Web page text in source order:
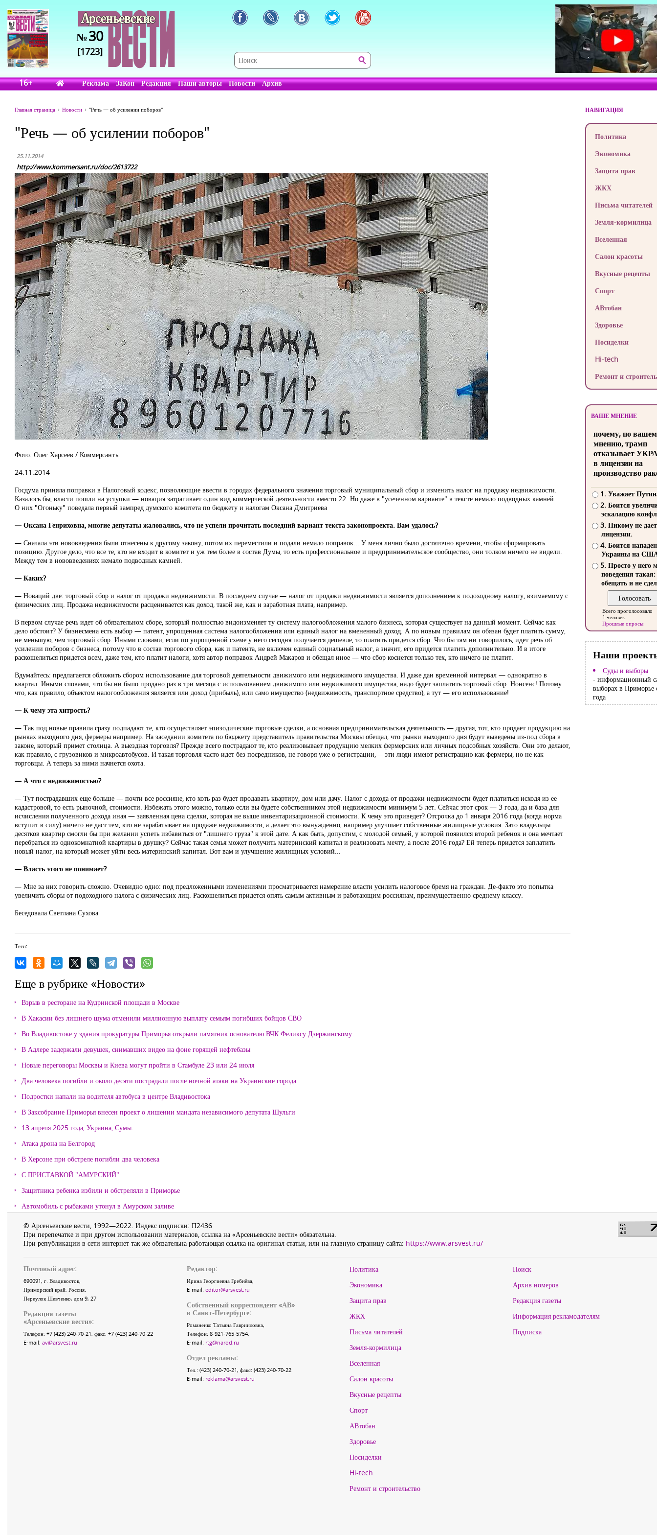
№30
[1723]
16+ Реклама ЗаКон Редакция Наши авторы Новости Архив
Главная страница Новости "Речь — об усилении поборов"
"Речь — об усилении поборов"
25.11.2014
http://www.kommersant.ru/doc/2613722
Фото: Олег Харсеев / Коммерсантъ
24.11.2014
Госдума приняла поправки в Налоговый кодекс, позволяющие ввести в городах федерального значения торговый муниципальный сбор и изменить налог на продажу недвижимости.
Казалось бы, власти пошли на уступки — новация затрагивает один вид коммерческой деятельности вместо 22. Но даже в "усеченном варианте" в тексте немало подводных камней.
О них "Огоньку" поведала первый зампред думского комитета по бюджету и налогам Оксана Дмитриева
— Оксана Генриховна, многие депутаты жаловались, что не успели прочитать последний вариант текста законопроекта. Вам удалось?
— Сначала эти нововведения были отнесены к другому закону, потом их переместили и подали немало поправок... У меня лично было достаточно времени, чтобы сформировать
позицию. Другое дело, что все те, кто не входит в комитет и уж тем более в состав Думы, то есть профессиональное и предпринимательское сообщество, они толком ничего не видели.
Между тем в нововведениях немало подводных камней.
— Каких?
— Новаций две: торговый сбор и налог от продажи недвижимости. В последнем случае — налог от продажи недвижимости является дополнением к подоходному налогу, взимаемому с
физических лиц. Продажа недвижимости расценивается как доход, такой же, как и заработная плата, например.
В первом случае речь идет об обязательном сборе, который полностью видоизменяет ту систему налогообложения малого бизнеса, которая существует на данный момент. Сейчас как
дело обстоит? У бизнесмена есть выбор — патент, упрощенная система налогообложения или единый налог на вмененный доход. А по новым правилам он обязан будет платить сумму,
не меньшую, чем торговый сбор. Иными словами, если по упрощенной схеме у него сегодня получается дешевле, то платить придется сбор. Что бы там ни говорилось, идет речь об
усилении поборов с бизнеса, потому что в состав торгового сбора, как и патента, не включен единый социальный налог, а значит, его придется платить дополнительно. И в итоге
раскошелиться придется всем, даже тем, кто платит налоги, хотя автор поправок Андрей Макаров и обещал иное — что сбор коснется только тех, кто ничего не платит.
Вдумайтесь: предлагается обложить сбором использование для торговой деятельности движимого или недвижимого имущества. И даже дан временной интервал — однократно в
квартал. Иными словами, что бы ни было продано раз в три месяца с использованием движимого или недвижимого имущества, надо будет заплатить торговый сбор. Нонсенс! Потому
что, как правило, объектом налогообложения является или доход (прибыль), или само имущество (недвижимость, транспортное средство), а тут — его использование!
— К чему эта хитрость?
— Так под новые правила сразу подпадают те, кто осуществляет эпизодические торговые сделки, а основная предпринимательская деятельность — другая, тот, кто продает продукцию на
рынках выходного дня, фермеры например. На заседании комитета по бюджету представитель правительства Москвы обещал, что рынки выходного дня будут выведены из-под сбора в
законе, который примет столица. А выездная торговля? Прежде всего пострадают те, кто реализовывает продукцию мелких фермерских или личных подсобных хозяйств. Они это делают,
как правило, с грузовиков и микроавтобусов. И такая торговля часто идет без посредников, не говоря уже о регистрации,— эти люди имеют регистрацию как фермеры, но не как
торговцы. А теперь за ними начнется охота.
— А что с недвижимостью?
— Тут пострадавших еще больше — почти все россияне, кто хоть раз будет продавать квартиру, дом или дачу. Налог с дохода от продажи недвижимости будет платиться исходя из ее
кадастровой, то есть рыночной, стоимости. Избежать этого можно, только если вы будете собственником этой недвижимости минимум 5 лет. Сейчас этот срок — 3 года, да и база для
исчисления полученного дохода иная — заявленная цена сделки, которая не выше инвентаризационной стоимости. К чему это приведет? Отсрочка до 1 января 2016 года (когда норма
вступит в силу) ничего не даст тем, кто не зарабатывает на продаже недвижимости, а делает это вынужденно, например улучшает собственные жилищные условия. Зато владельцы
десятков квартир смогли бы при желании успеть избавиться от "лишнего груза" к этой дате. А как быть, допустим, с молодой семьей, у которой появился второй ребенок и она мечтает
перебраться из однокомнатной квартиры в двушку? Сейчас такая семья может получить материнский капитал и реализовать мечту, а после 2016 года? Ей теперь придется заплатить
новый налог, на который может уйти весь материнский капитал. Вот вам и улучшение жилищных условий...
— Власть этого не понимает?
— Мне за них говорить сложно. Очевидно одно: под предложенными изменениями просматривается намерение власти усилить налоговое бремя на граждан. Де-факто это попытка
увеличить сборы от подоходного налога с физических лиц. Раскошелиться придется опять самым активным и работающим россиянам, преимущественно среднему классу.
Беседовала Светлана Сухова
Теги:
Еще в рубрике «Новости»
Взрыв в ресторане на Кудринской площади в Москве
В Хакасии без лишнего шума отменили миллионную выплату семьям погибших бойцов СВО
Во Владивостоке у здания прокуратуры Приморья открыли памятник основателю ВЧК Феликсу Дзержинскому
В Адлере задержали девушек, снимавших видео на фоне горящей нефтебазы
Новые переговоры Москвы и Киева могут пройти в Стамбуле 23 или 24 июля
Два человека погибли и около десяти пострадали после ночной атаки на Украинские города
Подростки напали на водителя автобуса в центре Владивостока
В Заксобрание Приморья внесен проект о лишении мандата независимого депутата Шульги
13 апреля 2025 года, Украина, Сумы.
Атака дрона на Белгород
В Херсоне при обстреле погибли два человека
С ПРИСТАВКОЙ "АМУРСКИЙ"
Защитника ребенка избили и обстреляли в Приморье
Автомобиль с рыбаками утонул в Амурском заливе
НАВИГАЦИЯ
Политика
Экономика
Защита прав
ЖКХ
Письма читателей
Земля-кормилица
Вселенная
Салон красоты
Вкусные рецепты
Спорт
АВтобан
Здоровье
Посиделки
Hi-tech
Ремонт и
ВАШЕ МНЕНИЕ
почему, по
мнению, трамп
отказывает
в лицензии на
производство
1. Уважает
2. Боится
эскалацию
3. Никому не
лицензии.
4. Боится
Украины на
5. Просто у него
поведения такая:
обещать и не
Всего проголосовало
1 человек
Прошлые опросы
Наши
Суды и выборы
- информационный
выборах в Приморье
года
© Арсеньевские вести, 1992—2022. Индекс подписки: П2436
При перепечатке и при другом использовании материалов, ссылка на «Арсеньевские вести» обязательна.
При републикации в сети интернет так же обязательна работающая ссылка на оригинал статьи, или на главную страницу сайта: https://www.arsvest.ru/
Почтовый адрес:
690091, г. Владивосток,
Приморский край, Россия.
Переулок Шевченко, дом 9, 27
Редакция газеты
«Арсеньевские вести»:
Телефон: +7 (423) 240-70-21, факс: +7 (423) 240-70-22
E-mail: av@arsvest.ru
Редактор:
Ирина Георгиевна Гребнёва,
E-mail: editor@arsvest.ru
Собственный корреспондент «АВ»
в Санкт-Петербурге:
Романенко Татьяна Гаврииловна,
Телефон: 8-921-765-5754,
E-mail: rtg@narod.ru
Отдел рекламы:
Тел.: (423) 240-70-21, факс: (423) 240-70-22
E-mail: reklama@arsvest.ru
Политика
Экономика
Защита прав
ЖКХ
Письма читателей
Земля-кормилица
Вселенная
Салон красоты
Вкусные рецепты
Спорт
АВтобан
Здоровье
Посиделки
Hi-tech
Ремонт и строительство
Поиск
Архив номеров
Редакция газеты
Информация рекламодателям
Подписка